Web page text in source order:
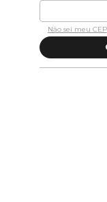
Não sei meu CEP